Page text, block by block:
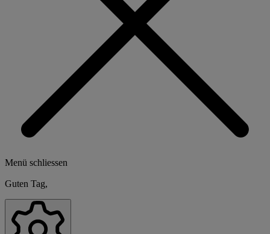
Menü schliessen
Guten Tag,